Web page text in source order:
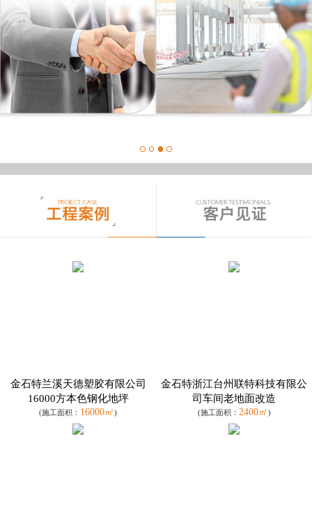
金石特兰溪天德塑胶有限公司
16000方本色钢化地坪
(施工面积： 16000㎡)
金石特浙江台州联特科技有限公
司车间老地面改造
(施工面积： 2400㎡)